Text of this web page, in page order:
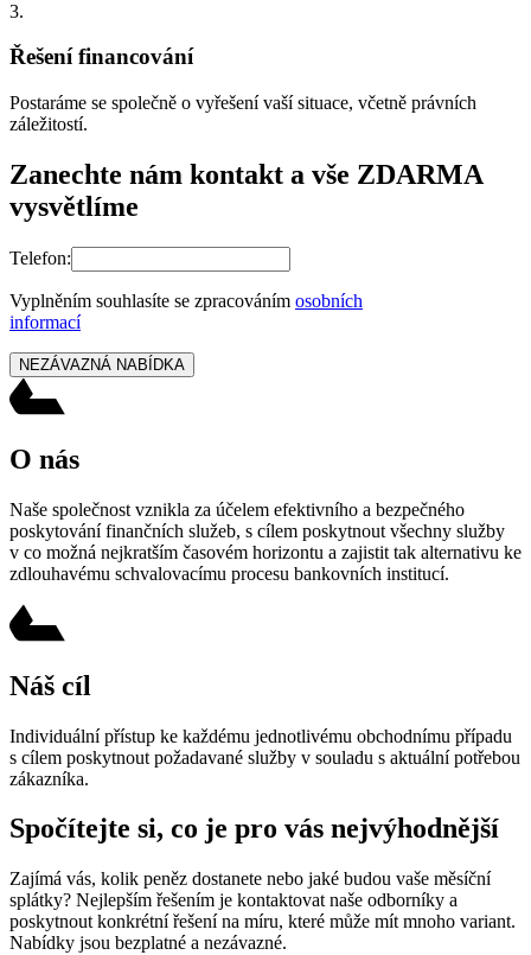
3.
Řešení financování
Postaráme se společně o vyřešení vaší situace, včetně právních
záležitostí.
Zanechte nám kontakt a vše ZDARMA
vysvětlíme
Telefon:
Vyplněním souhlasíte se zpracováním osobních
informací
NEZÁVAZNÁ NABÍDKA
O nás
Naše společnost vznikla za účelem efektivního a bezpečného
poskytování finančních služeb, s cílem poskytnout všechny služby
v co možná nejkratším časovém horizontu a zajistit tak alternativu ke
zdlouhavému schvalovacímu procesu bankovních institucí.
Náš cíl
Individuální přístup ke každému jednotlivému obchodnímu případu
s cílem poskytnout požadavané služby v souladu s aktuální potřebou
zákazníka.
Spočítejte si, co je pro vás nejvýhodnější
Zajímá vás, kolik peněz dostanete nebo jaké budou vaše měsíční
splátky? Nejlepším řešením je kontaktovat naše odborníky a
poskytnout konkrétní řešení na míru, které může mít mnoho variant.
Nabídky jsou bezplatné a nezávazné.